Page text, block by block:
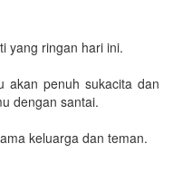
yang ringan hari ini.
akan penuh sukacita dan
dengan santai.
keluarga dan teman.